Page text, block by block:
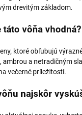
drevitým základom.
táto vôňa vhodná?
ktoré obľubujú
ambrou a netradičným
večerné príležitosti.
najskôr